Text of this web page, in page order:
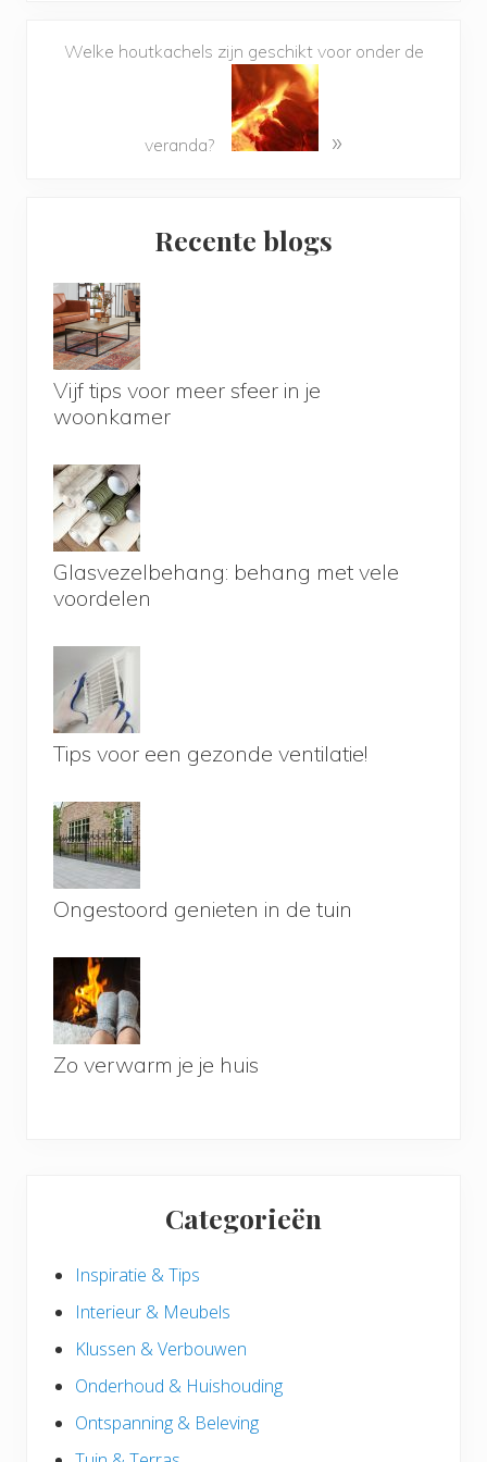
Welke houtkachels zijn geschikt voor onder de
veranda? »
Recente blogs
Vijf tips voor meer sfeer in je
woonkamer
Glasvezelbehang: behang met vele
voordelen
Tips voor een gezonde ventilatie!
Ongestoord genieten in de tuin
Zo verwarm je je huis
Categorieën
Inspiratie & Tips
Interieur & Meubels
Klussen & Verbouwen
Onderhoud & Huishouding
Ontspanning & Beleving